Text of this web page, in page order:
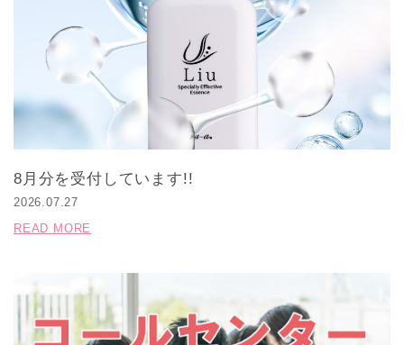
8月分を受付しています!!
2026.07.27
READ MORE